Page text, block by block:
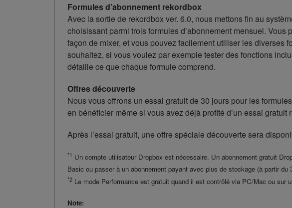
Formules d’abonnement rekordbox
Avec la sortie de rekordbox ver. 6.0, nous mettons fin au
choisissant parmi trois formules d’abonnement mensuel.
façon de mixer, et vous pouvez facilement utiliser les diverses
souhaitez, si vous voulez par exemple tester des fonctions
détaille ce que chaque formule comprend.
Offres découverte
Nous vous offrons un essai gratuit de 30 jours pour les
en bénéficier même si vous avez déjà profité d’un essai
Après l’essai gratuit, une offre spéciale découverte sera
*1 Un compte utilisateur Dropbox est nécessaire. Un abonnement gratuit
Basic ou passer à un abonnement payant avec plus de stockage (à partir du
*2 Le mode Performance est gratuit quand il est contrôlé via PC/Mac ou
Note: